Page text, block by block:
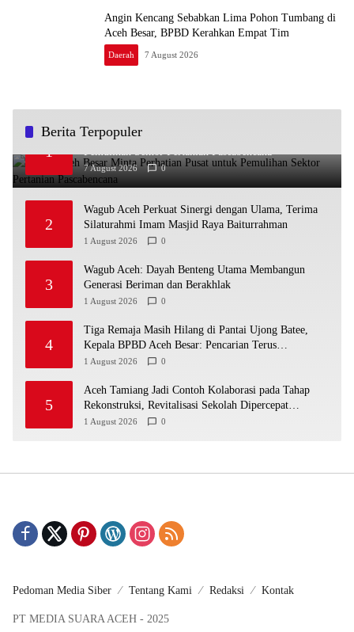
Angin Kencang Sebabkan Lima Pohon Tumbang di
Aceh Besar, BPBD Kerahkan Empat Tim
Daerah 7 August 2026
Berita Terpopuler
1
Bupati Aceh Besar Minta Perhatian Pusat untuk
7 August 2026 0
2
Wagub Aceh Perkuat Sinergi dengan Ulama, Terima
Silaturahmi Imam Masjid Raya Baiturrahman
1 August 2026 0
3
Wagub Aceh: Dayah Benteng Utama Membangun
Generasi Beriman dan Berakhlak
1 August 2026 0
4
Tiga Remaja Masih Hilang di Pantai Ujong Batee,
Kepala BPBD Aceh Besar: Pencarian Terus
Dimaksimalkan
1 August 2026 0
5
Aceh Tamiang Jadi Contoh Kolaborasi pada Tahap
Rekonstruksi, Revitalisasi Sekolah Dipercepat
Libatkan Masyarakat
1 August 2026 0
Pedoman Media Siber Tentang Kami Redaksi Kontak
PT MEDIA SUARA ACEH - 2025